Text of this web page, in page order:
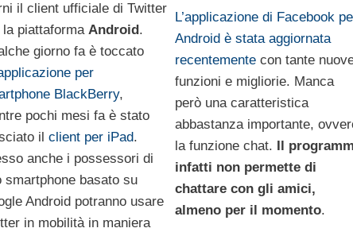
il client ufficiale di Twitter
la piattaforma Android .
giorno fa è toccato
per
BlackBerry,
pochi mesi fa è stato
il client per iPad.
anche i possessori di
smartphone basato su
Android potranno usare
in mobilità in maniera
L’applicazione di Facebook
Android è stata aggiornata
recentementecon tante
funzioni e migliorie. Manca
però una caratteristica
abbastanza importante,
la funzione chat.
Il
infatti non permette di
chattare con gli amici,
almeno per il momento.